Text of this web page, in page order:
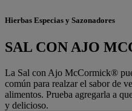
Hierbas Especias y Sazonadores
SAL CON AJO
La Sal con Ajo McCormick®
común para realzar el sabor de
alimentos. Prueba agregarla a
y delicioso.